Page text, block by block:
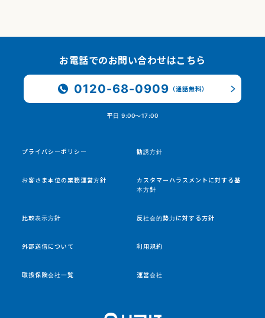
お電話でのお問い合わせはこちら
0120-68-0909 （通話無料）
平日 9:00〜17:00
プライバシーポリシー 勧誘方針
お客さま本位の業務運営方針
カスタマーハラスメントに対する基
本方針
比較表示方針 反社会的勢力に対する方針
外部送信について 利用規約
取扱保険会社一覧 運営会社